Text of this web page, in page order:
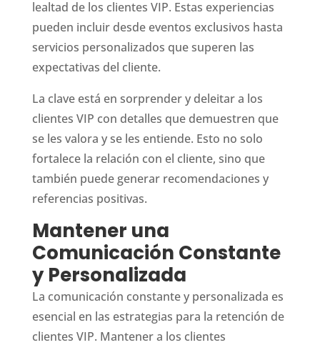
lealtad de los clientes VIP. Estas experiencias
pueden incluir desde eventos exclusivos hasta
servicios personalizados que superen las
expectativas del cliente.
La clave está en sorprender y deleitar a los
clientes VIP con detalles que demuestren que
se les valora y se les entiende. Esto no solo
fortalece la relación con el cliente, sino que
también puede generar recomendaciones y
referencias positivas.
Mantener una
Comunicación Constante
y Personalizada
La comunicación constante y personalizada es
esencial en las estrategias para la retención de
clientes VIP. Mantener a los clientes